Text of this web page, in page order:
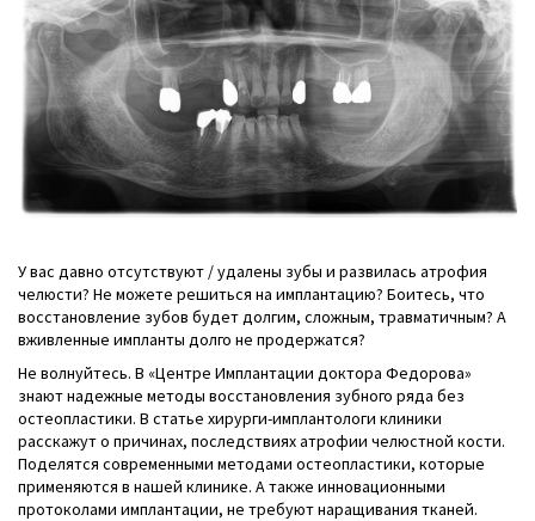
У вас давно отсутствуют / удалены зубы и развилась атрофия
челюсти? Не можете решиться на имплантацию? Боитесь, что
восстановление зубов будет долгим, сложным, травматичным? А
вживленные импланты долго не продержатся?
Не волнуйтесь. В «Центре Имплантации доктора Федорова»
знают надежные методы восстановления зубного ряда без
остеопластики. В статье хирурги-имплантологи клиники
расскажут о причинах, последствиях атрофии челюстной кости.
Поделятся современными методами остеопластики, которые
применяются в нашей клинике. А также инновационными
протоколами имплантации, не требуют наращивания тканей.